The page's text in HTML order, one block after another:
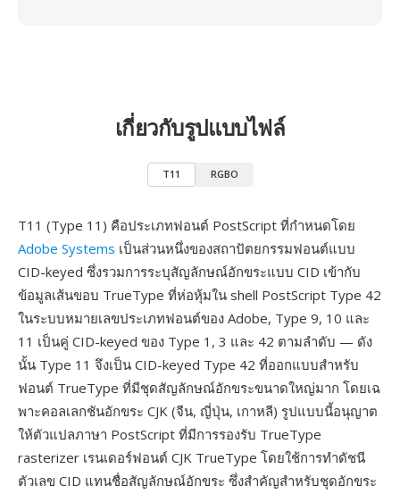
เกี่ยวกับรูปแบบไฟล์
T11 RGBO
T11 (Type 11) คือประเภทฟอนต์ PostScript ที่กำหนดโดย
Adobe Systems เป็นส่วนหนึ่งของสถาปัตยกรรมฟอนต์แบบ
CID-keyed ซึ่งรวมการระบุสัญลักษณ์อักขระแบบ CID เข้ากับ
ข้อมูลเส้นขอบ TrueType ที่ห่อหุ้มใน shell PostScript Type 42
ในระบบหมายเลขประเภทฟอนต์ของ Adobe, Type 9, 10 และ
11 เป็นคู่ CID-keyed ของ Type 1, 3 และ 42 ตามลำดับ — ดัง
นั้น Type 11 จึงเป็น CID-keyed Type 42 ที่ออกแบบสำหรับ
ฟอนต์ TrueType ที่มีชุดสัญลักษณ์อักขระขนาดใหญ่มาก โดยเฉ
พาะคอลเลกชันอักขระ CJK (จีน, ญี่ปุ่น, เกาหลี) รูปแบบนี้อนุญาต
ให้ตัวแปลภาษา PostScript ที่มีการรองรับ TrueType
rasterizer เรนเดอร์ฟอนต์ CJK TrueType โดยใช้การทำดัชนี
ตัวเลข CID แทนชื่อสัญลักษณ์อักขระ ซึ่งสำคัญสำหรับชุดอักขระ